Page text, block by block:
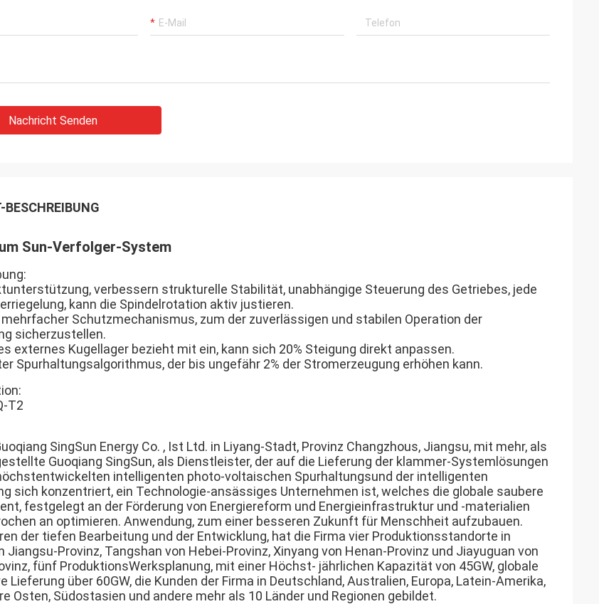
Nachricht Senden
BESCHREIBUNG
Sun-Verfolger-System
verbessern strukturelle Stabilität, unabhängige Steuerung des Getriebes, jede
kann die Spindelrotation aktiv justieren.
Schutzmechanismus, zum der zuverlässigen und stabilen Operation der
sicherzustellen.
externes Kugellager bezieht mit ein, kann sich 20% Steigung direkt anpassen.
Spurhaltungsalgorithmus, der bis ungefähr 2% der Stromerzeugung erhöhen kann.
T2
SingSun Energy Co. , Ist Ltd. in Liyang-Stadt, Provinz Changzhous, Jiangsu, mit mehr, als
Guoqiang SingSun, als Dienstleister, der auf die Lieferung der klammer-Systemlösungen
intelligenten photo-voltaischen Spurhaltungsund der intelligenten
sich konzentriert, ein Technologie-ansässiges Unternehmen ist, welches die globale saubere
festgelegt an der Förderung von Energiereform und Energieinfrastruktur und -materialien
an optimieren. Anwendung, zum einer besseren Zukunft für Menschheit aufzubauen.
der tiefen Bearbeitung und der Entwicklung, hat die Firma vier Produktionsstandorte in
Jiangsu-Provinz, Tangshan von Hebei-Provinz, Xinyang von Henan-Provinz und Jiayuguan von
fünf ProduktionsWerksplanung, mit einer Höchst- jährlichen Kapazität von 45GW, globale
Lieferung über 60GW, die Kunden der Firma in Deutschland, Australien, Europa, Latein-Amerika,
Osten, Südostasien und andere mehr als 10 Länder und Regionen gebildet.